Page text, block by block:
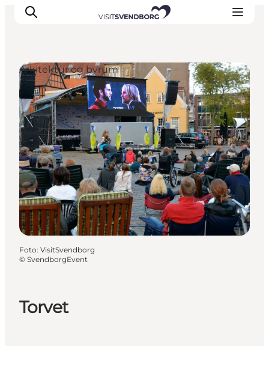
Oplev kultur & natur
Det sker i Svendborg
Spis og drik
handelsbyen Svendborg
Overnatning
Planlæg din tur
Torvet
Arkitektur og byrum
Foto: VisitSvendborg
© SvendborgEvent